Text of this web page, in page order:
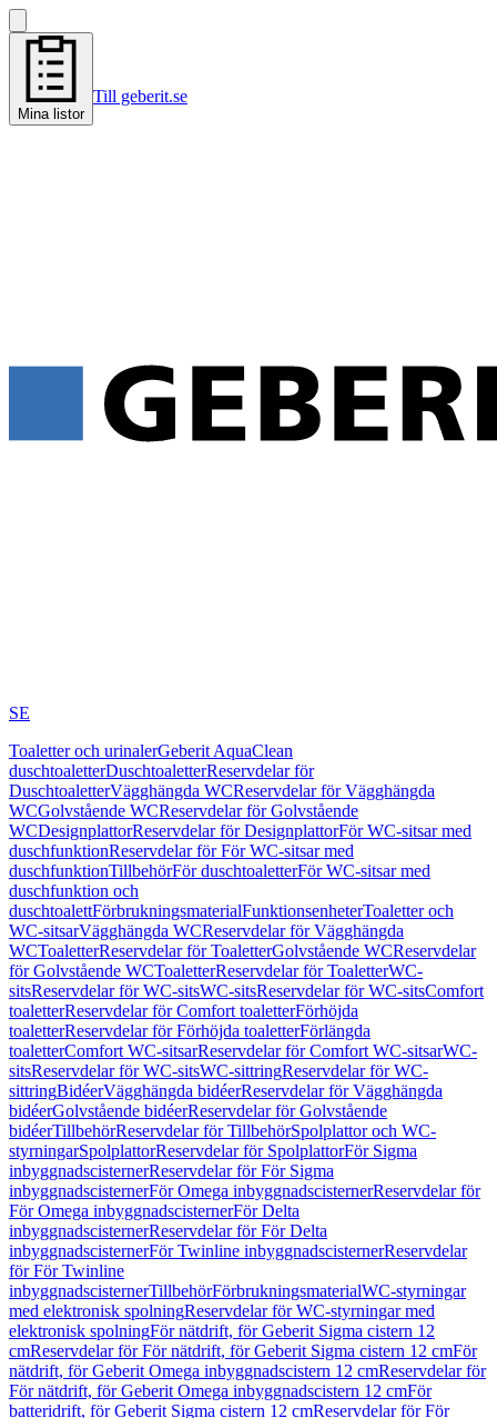
Mina listor
Till geberit.se
SE
Toaletter och urinalerGeberit AquaClean
duschtoaletterDuschtoaletterReservdelar för
DuschtoaletterVägghängda WCReservdelar för Vägghängda
WCGolvstående WCReservdelar för Golvstående
WCDesignplattorReservdelar för DesignplattorFör WC-sitsar med
duschfunktionReservdelar för För WC-sitsar med
duschfunktionTillbehörFör duschtoaletterFör WC-sitsar med
duschfunktion och
duschtoalettFörbrukningsmaterialFunktionsenheterToaletter och
WC-sitsarVägghängda WCReservdelar för Vägghängda
WCToaletterReservdelar för ToaletterGolvstående WCReservdelar
för Golvstående WCToaletterReservdelar för ToaletterWC-
sitsReservdelar för WC-sitsWC-sitsReservdelar för WC-sitsComfort
toaletterReservdelar för Comfort toaletterFörhöjda
toaletterReservdelar för Förhöjda toaletterFörlängda
toaletterComfort WC-sitsarReservdelar för Comfort WC-sitsarWC-
sitsReservdelar för WC-sitsWC-sittringReservdelar för WC-
sittringBidéerVägghängda bidéerReservdelar för Vägghängda
bidéerGolvstående bidéerReservdelar för Golvstående
bidéerTillbehörReservdelar för TillbehörSpolplattor och WC-
styrningarSpolplattorReservdelar för SpolplattorFör Sigma
inbyggnadscisternerReservdelar för För Sigma
inbyggnadscisternerFör Omega inbyggnadscisternerReservdelar för
För Omega inbyggnadscisternerFör Delta
inbyggnadscisternerReservdelar för För Delta
inbyggnadscisternerFör Twinline inbyggnadscisternerReservdelar
för För Twinline
inbyggnadscisternerTillbehörFörbrukningsmaterialWC-styrningar
med elektronisk spolningReservdelar för WC-styrningar med
elektronisk spolningFör nätdrift, för Geberit Sigma cistern 12
cmReservdelar för För nätdrift, för Geberit Sigma cistern 12 cmFör
nätdrift, för Geberit Omega inbyggnadscistern 12 cmReservdelar för
För nätdrift, för Geberit Omega inbyggnadscistern 12 cmFör
batteridrift, för Geberit Sigma cistern 12 cmReservdelar för För